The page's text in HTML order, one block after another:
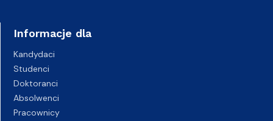
Informacje dla
Kandydaci
Studenci
Doktoranci
Absolwenci
Pracownicy